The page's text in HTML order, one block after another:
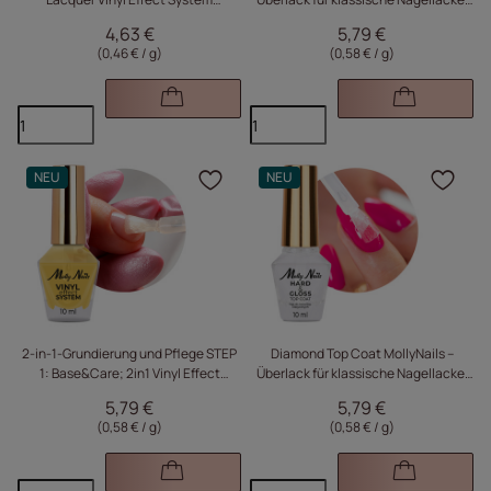
4,63 €
(0,46 € / g)
5,79 €
(0,58 € / g)
NEU
2-in-1-Grundierung und Pflege STEP
1: Base&Care; 2in1 Vinyl Effect
5,79 €
(0,58 € / g)
Klicken Sie, um das
NEU
Diamond Top Coat MollyNails –
Überlack für klassische Nagellacke,
5,79 €
(0,58 € / g)